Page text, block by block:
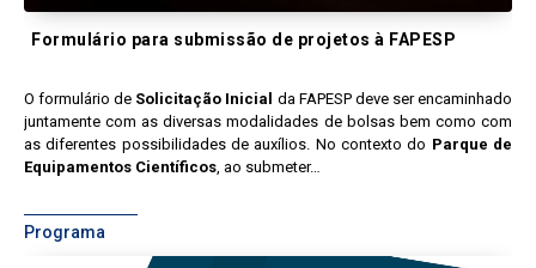
Formulário para submissão de projetos à FAPESP
O formulário de Solicitação Inicial da FAPESP deve ser encaminhado
juntamente com as diversas modalidades de bolsas bem como com
as diferentes possibilidades de auxílios. No contexto do Parque de
Equipamentos Científicos , ao submeter…
Programa